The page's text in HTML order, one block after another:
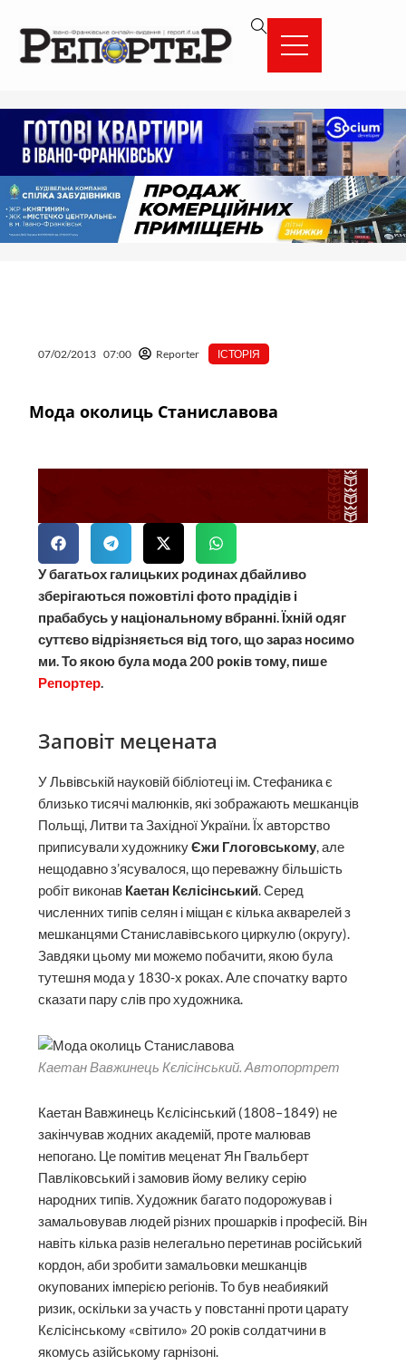
вмісту
07/02/2013 07:00 Reporter ІСТОРІЯ
Мода околиць Станиславова
У багатьох галицьких родинах дбайливо
зберігаються пожовтілі фото прадідів і
прабабусь у національному вбранні. Їхній одяг
суттєво відрізняється від того, що зараз носимо
ми. То якою була мода 200 років тому, пише
Репортер.
Заповіт мецената
У Львівській науковій бібліотеці ім. Стефаника є
близько тисячі малюнків, які зображають мешканців
Польщі, Литви та Західної України. Їх авторство
приписували художникуЄжи Глоговському, але
нещодавно з’ясувалося, що переважну більшість
робіт виконав Каетан Кєлісінський. Серед
численних типів селян і міщан є кілька акварелей з
мешканцями Станиславівського циркулю (округу).
Завдяки цьому ми можемо побачити, якою була
тутешня мода у 1830-х роках. Але спочатку варто
сказати пару слів про художника.
Каетан Вавжинець Кєлісінський. Автопортрет
Каетан Вавжинець Кєлісінський (1808–1849) не
закінчував жодних академій, проте малював
непогано. Це помітив меценат Ян Гвальберт
Павліковський і замовив йому велику серію
народних типів. Художник багато подорожував і
замальовував людей різних прошарків і професій. Він
навіть кілька разів нелегально перетинав російський
кордон, аби зробити замальовки мешканців
окупованих імперією регіонів. То був неабиякий
ризик, оскільки за участь у повстанні проти царату
Кєлісінському «світило» 20 років солдатчини в
якомусь азійському гарнізоні.